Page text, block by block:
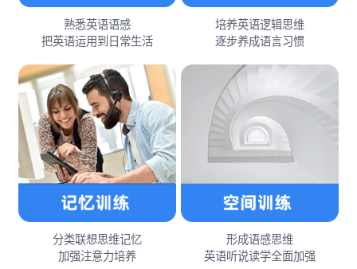
熟悉英语语感
把英语运用到日常生活
培养英语逻辑思维
逐步养成语言习惯
分类联想思维记忆
加强注意力培养
形成语感思维
英语听说读学全面加强